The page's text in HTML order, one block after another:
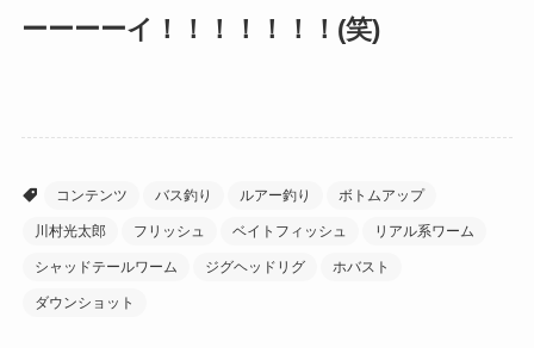
ーーーーイ！！！！！！！(笑)
コンテンツ バス釣り ルアー釣り ボトムアップ
川村光太郎 フリッシュ ベイトフィッシュ リアル系ワーム
シャッドテールワーム ジグヘッドリグ ホバスト
ダウンショット